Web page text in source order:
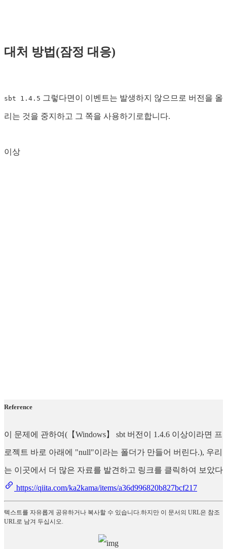
대처 방법(잠정 대응)
sbt 1.4.5 그렇다면이 이벤트는 발생하지 않으므로 버전을 올
리는 것을 중지하고 그 쪽을 사용하기로합니다.
이상
Reference
이 문제에 관하여(【Windows】 sbt 버전이 1.4.6 이상이라면 프
로젝트 바로 아래에 "null"이라는 폴더가 만들어 버린다.), 우리
는 이곳에서 더 많은 자료를 발견하고 링크를 클릭하여 보았다
https://qiita.com/ka2kama/items/a36d996820b827bcf217
텍스트를 자유롭게 공유하거나 복사할 수 있습니다.하지만 이 문서의 URL은 참조
URL로 남겨 두십시오.